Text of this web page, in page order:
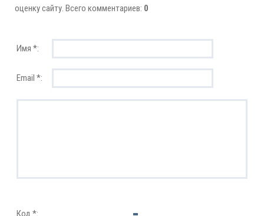
оценку сайту. Всего комментариев: 0
Имя *:
Email *:
Код *: